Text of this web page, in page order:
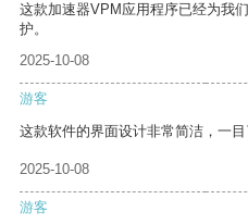
这款加速器VPM应用程序已经为我
护。
2025-10-08
游客
这款软件的界面设计非常简洁，一目
2025-10-08
游客